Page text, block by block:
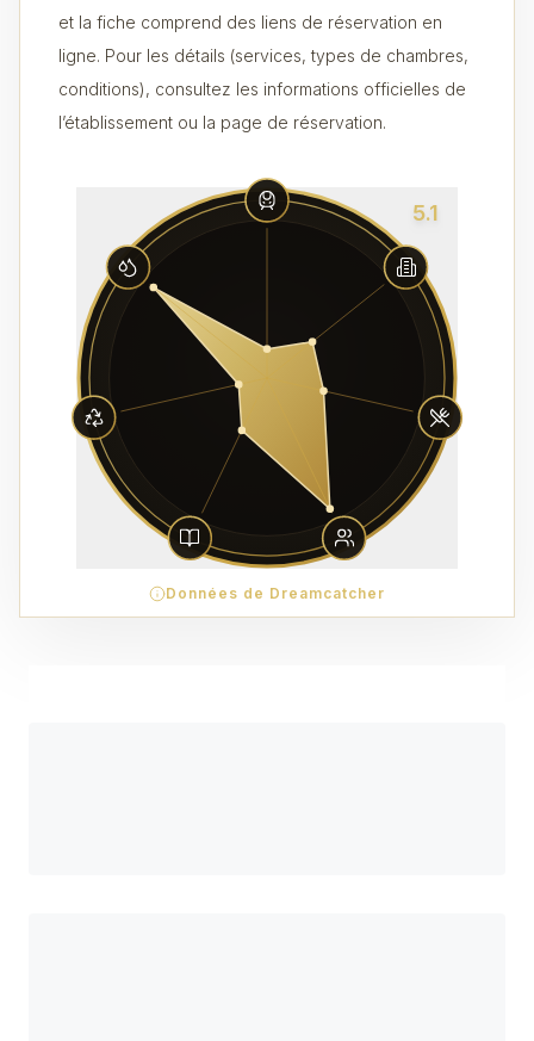
et la fiche comprend des liens de réservation en
ligne. Pour les détails (services, types de chambres,
conditions), consultez les informations officielles de
l’établissement ou la page de réservation.
5.1
Données de Dreamcatcher